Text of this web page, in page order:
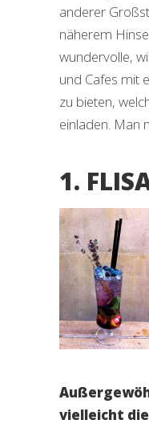
anderer
näherem
wundervolle,
und Cafes mit
zu bieten,
einladen. Man
1.
vielleicht